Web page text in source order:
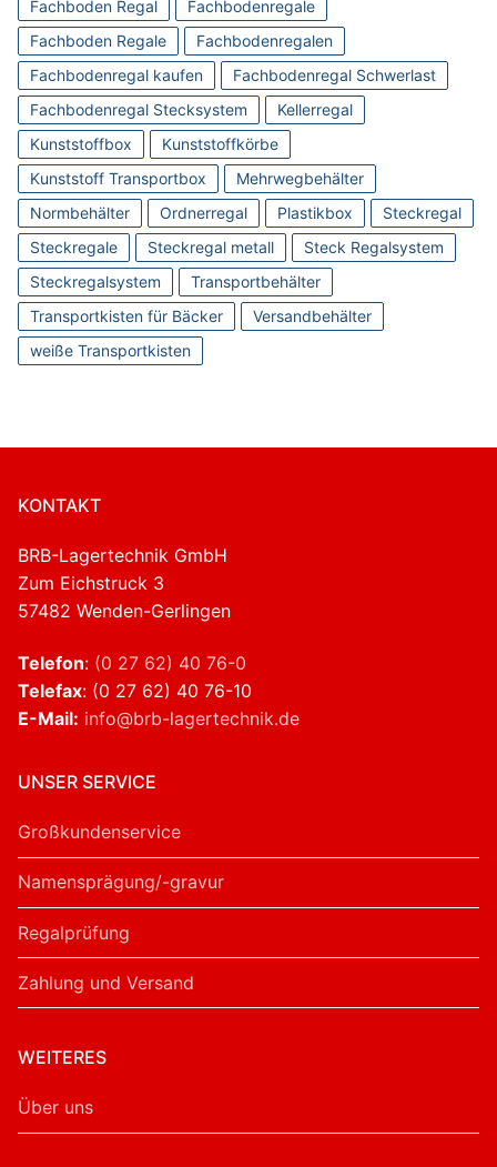
Fachboden Regal
Fachbodenregale
Fachboden Regale
Fachbodenregalen
Fachbodenregal kaufen
Fachbodenregal Schwerlast
Fachbodenregal Stecksystem
Kellerregal
Kunststoffbox
Kunststoffkörbe
Kunststoff Transportbox
Mehrwegbehälter
Normbehälter
Ordnerregal Plastikbox
Steckregal
Steckregale
Steckregal metall
Steck Regalsystem
Steckregalsystem
Transportbehälter
Transportkisten für Bäcker
Versandbehälter
weiße Transportkisten
KONTAKT
BRB-Lagertechnik GmbH
Zum Eichstruck 3
57482 Wenden-Gerlingen
Telefon: (0 27 62) 40 76-0
Telefax: (0 27 62) 40 76-10
E-Mail: info@brb-lagertechnik.de
UNSER SERVICE
Großkundenservice
Namensprägung/-gravur
Regalprüfung
Zahlung und Versand
WEITERES
Über uns